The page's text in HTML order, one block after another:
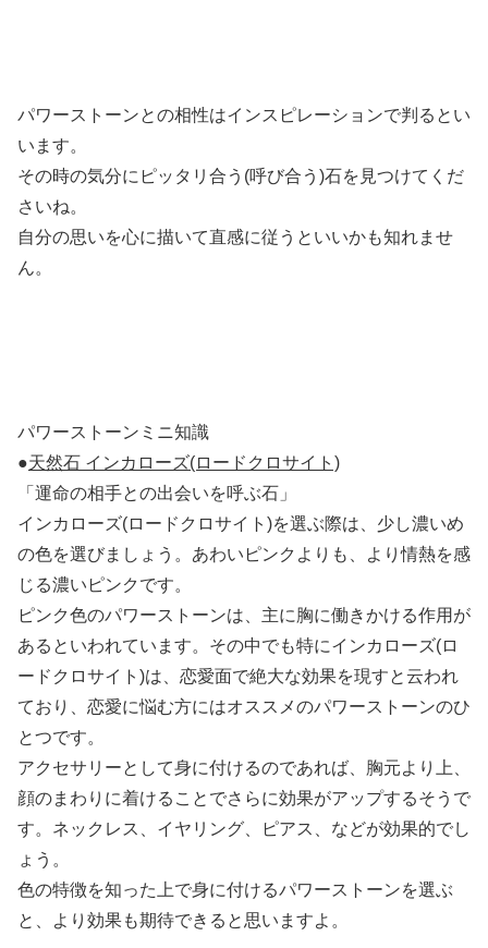
パワーストーンとの相性はインスピレーションで判るとい
います。
その時の気分にピッタリ合う(呼び合う)石を見つけてくだ
さいね。
自分の思いを心に描いて直感に従うといいかも知れませ
ん。
パワーストーンミニ知識
●天然石 インカローズ(ロードクロサイト)
「運命の相手との出会いを呼ぶ石」
インカローズ(ロードクロサイト)を選ぶ際は、少し濃いめ
の色を選びましょう。あわいピンクよりも、より情熱を感
じる濃いピンクです。
ピンク色のパワーストーンは、主に胸に働きかける作用が
あるといわれています。その中でも特にインカローズ(ロ
ードクロサイト)は、恋愛面で絶大な効果を現すと云われ
ており、恋愛に悩む方にはオススメのパワーストーンのひ
とつです。
アクセサリーとして身に付けるのであれば、胸元より上、
顔のまわりに着けることでさらに効果がアップするそうで
す。ネックレス、イヤリング、ピアス、などが効果的でし
ょう。
色の特徴を知った上で身に付けるパワーストーンを選ぶ
と、より効果も期待できると思いますよ。